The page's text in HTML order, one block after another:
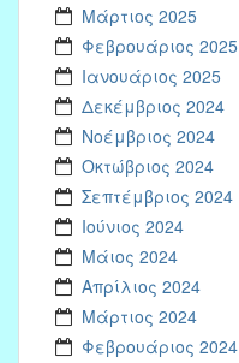
Μάρτιος 2025
Φεβρουάριος 2025
Ιανουάριος 2025
Δεκέμβριος 2024
Νοέμβριος 2024
Οκτώβριος 2024
Σεπτέμβριος 2024
Ιούνιος 2024
Μάιος 2024
Απρίλιος 2024
Μάρτιος 2024
Φεβρουάριος 2024